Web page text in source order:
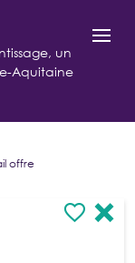
un
Aquitaine
offre